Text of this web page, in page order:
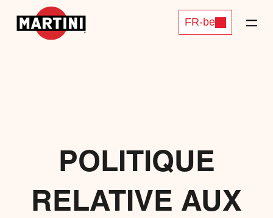
FR-be
POLITIQUE
RELATIVE AUX